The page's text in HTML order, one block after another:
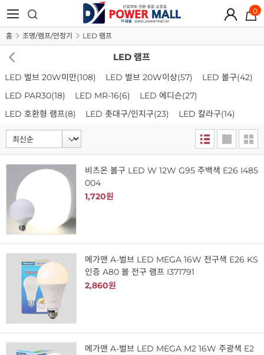
0
홈 조명/램프/안정기 LED 램프
LED 램프
LED 벌브 20W미만(108) LED 벌브 20W이상(57) LED 볼구(42)
LED PAR30(18) LED MR-16(6) LED 에디슨(27)
LED 호환형 램프(8) LED 촛대구/인지구(23) LED 칼라구(14)
비츠온 볼구 LED W 12W G95 주백색 E26 I485
004
1,720원
메가맨 A-벌브 LED MEGA 16W 전구색 E26 KS
인증 A80 볼 전구 램프 I371791
2,860원
메가맨 A-벌브 LED MEGA M2 16W 주광색 E2